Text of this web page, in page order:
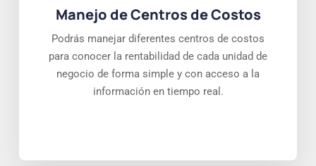
Manejo de Centros de Costos
Podrás manejar diferentes centros de costos
para conocer la rentabilidad de cada unidad de
negocio de forma simple y con acceso a la
información en tiempo real.